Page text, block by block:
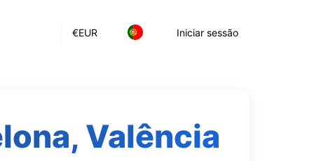
€EUR Iniciar sessão
Valência